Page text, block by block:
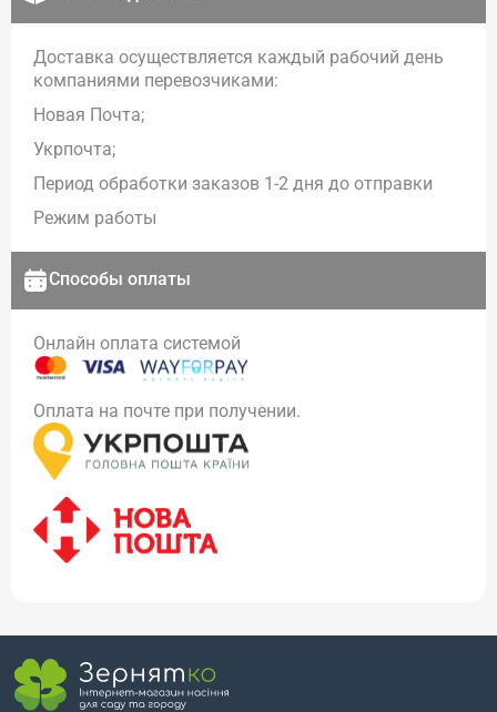
Доставка осуществляется каждый рабочий день
компаниями перевозчиками:
Новая Почта;
Укрпочта;
Период обработки заказов 1-2 дня до отправки
Режим работы
Способы оплаты
Онлайн оплата системой
Оплата на почте при получении.